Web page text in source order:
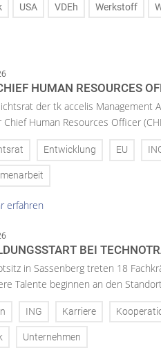
USA VDEh Werkstoff
HUMAN RESOURCES
der tk accelis Management
Chief Human Resources Officer
Entwicklung EU
erfahren
BEI
in Sassenberg treten 18
Talente beginnen an den
ING Karriere
Unternehmen